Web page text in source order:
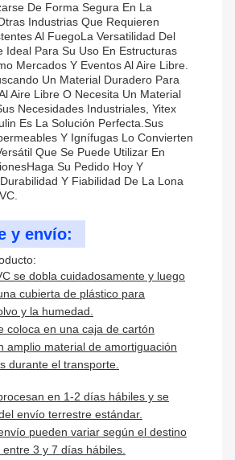
De Forma Segura En La
Industrias Que Requieren
Al FuegoLa Versatilidad Del
Ideal Para Su Uso En Estructuras
Mercados Y Eventos Al Aire Libre.
Un Material Duradero Para
Aire Libre O Necesita Un Material
Necesidades Industriales, Yitex
Es La Solución Perfecta.Sus
Y Ignífugas Lo Convierten
Que Se Puede Utilizar En
Su Pedido Hoy Y
Y Fiabilidad De La Lona
y envío:
se dobla cuidadosamente y luego
cubierta de plástico para
y la humedad.
coloca en una caja de cartón
amplio material de amortiguación
durante el transporte.
en 1-2 días hábiles y se
envío terrestre estándar.
pueden variar según el destino
3 y 7 días hábiles.